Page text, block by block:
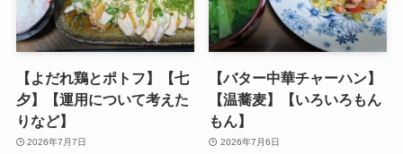
【よだれ鶏とポトフ】【七
夕】【運用について考えた
りなど】
2026年7月7日
【バター中華チャーハン】
【温蕎麦】【いろいろもん
もん】
2026年7月6日